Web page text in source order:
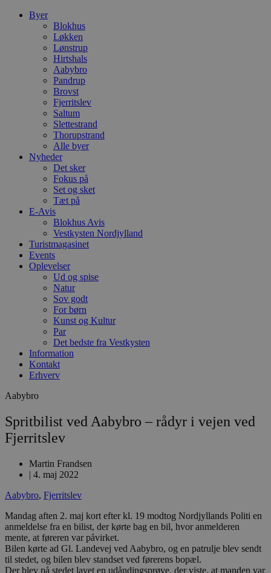
Byer
Blokhus
Løkken
Lønstrup
Hirtshals
Aabybro
Pandrup
Brovst
Fjerritslev
Saltum
Slettestrand
Thorupstrand
Alle byer
Nyheder
Det sker
Fokus på
Set og sket
Tæt på
E-Avis
Blokhus Avis
Vestkysten Nordjylland
Turistmagasinet
Events
Oplevelser
Ud og spise
Natur
Sov godt
For børn
Kunst og Kultur
Par
Det bedste fra Vestkysten
Information
Kontakt
Erhverv
Aabybro
Spritbilist ved Aabybro – rådyr i vejen ved
Fjerritslev
Martin Frandsen
| 4. maj 2022
Aabybro, Fjerritslev
Mandag aften 2. maj kort efter kl. 19 modtog Nordjyllands Politi en
anmeldelse fra en bilist, der kørte bag en bil, hvor anmelderen
mente, at føreren var påvirket.
Bilen kørte ad Gl. Landevej ved Aabybro, og en patrulje blev sendt
til stedet, og bilen blev standset ved førerens bopæl.
Der blev på stedet lavet en udåndingsprøve, der viste, at manden var